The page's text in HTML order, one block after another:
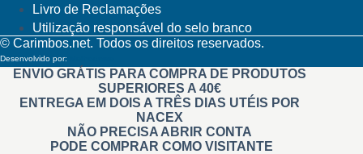
Livro de Reclamações
Utilização responsável do selo branco
© Carimbos.net. Todos os direitos reservados.
Desenvolvido por:
ENVIO GRÁTIS PARA COMPRA DE PRODUTOS
SUPERIORES A 40€
ENTREGA EM DOIS A TRÊS DIAS UTÉIS POR
NACEX
NÃO PRECISA ABRIR CONTA
PODE COMPRAR COMO VISITANTE